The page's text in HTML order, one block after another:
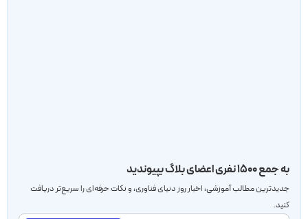
به جمع ۱۵۰۰ نفری اعضای بلاگ بپیوندید
جدید‌ترین مطالب آموزشی، اخبار روز دنیای فناوری، و نکات حرفه‌ای را سریع‌تر دریافت
کنید.